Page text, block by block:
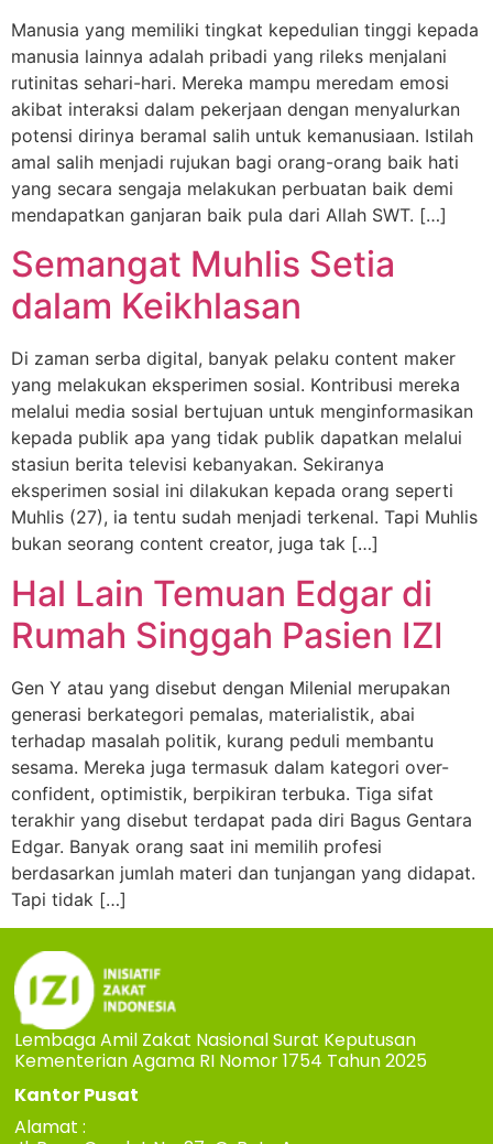
Manusia yang memiliki tingkat kepedulian tinggi kepada
manusia lainnya adalah pribadi yang rileks menjalani
rutinitas sehari-hari. Mereka mampu meredam emosi
akibat interaksi dalam pekerjaan dengan menyalurkan
potensi dirinya beramal salih untuk kemanusiaan. Istilah
amal salih menjadi rujukan bagi orang-orang baik hati
yang secara sengaja melakukan perbuatan baik demi
mendapatkan ganjaran baik pula dari Allah SWT. […]
Semangat Muhlis Setia
dalam Keikhlasan
Di zaman serba digital, banyak pelaku content maker
yang melakukan eksperimen sosial. Kontribusi mereka
melalui media sosial bertujuan untuk menginformasikan
kepada publik apa yang tidak publik dapatkan melalui
stasiun berita televisi kebanyakan. Sekiranya
eksperimen sosial ini dilakukan kepada orang seperti
Muhlis (27), ia tentu sudah menjadi terkenal. Tapi Muhlis
bukan seorang content creator, juga tak […]
Hal Lain Temuan Edgar di
Rumah Singgah Pasien IZI
Gen Y atau yang disebut dengan Milenial merupakan
generasi berkategori pemalas, materialistik, abai
terhadap masalah politik, kurang peduli membantu
sesama. Mereka juga termasuk dalam kategori over-
confident, optimistik, berpikiran terbuka. Tiga sifat
terakhir yang disebut terdapat pada diri Bagus Gentara
Edgar. Banyak orang saat ini memilih profesi
berdasarkan jumlah materi dan tunjangan yang didapat.
Tapi tidak […]
Lembaga Amil Zakat Nasional Surat Keputusan
Kementerian Agama RI Nomor 1754 Tahun 2025
Kantor Pusat
Alamat :